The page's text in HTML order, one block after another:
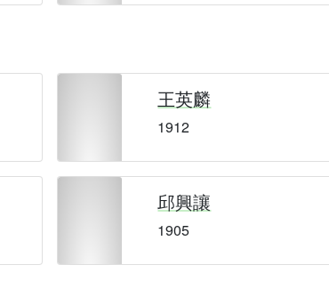
王英麟
1912
邱興讓
1905